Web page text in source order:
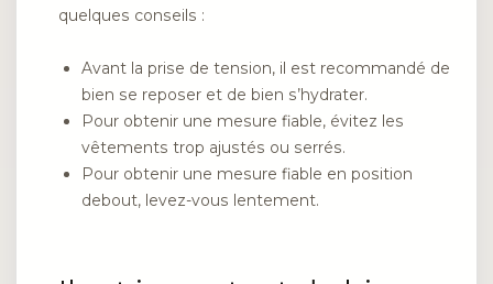
quelques conseils :
Avant la prise de tension, il est recommandé de
bien se reposer et de bien s’hydrater.
Pour obtenir une mesure fiable, évitez les
vêtements trop ajustés ou serrés.
Pour obtenir une mesure fiable en position
debout, levez-vous lentement.